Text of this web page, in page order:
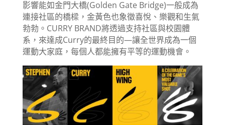
影響能如金門大橋(Golden Gate Bridge)一般成為
連接社區的橋樑，金黃色也象徵喜悅、樂觀和生氣
勃勃。CURRY BRAND將透過支持社區與校園體
系，來達成Curry的最終目的—讓全世界成為一個
運動大家庭，每個人都能擁有平等的運動機會。